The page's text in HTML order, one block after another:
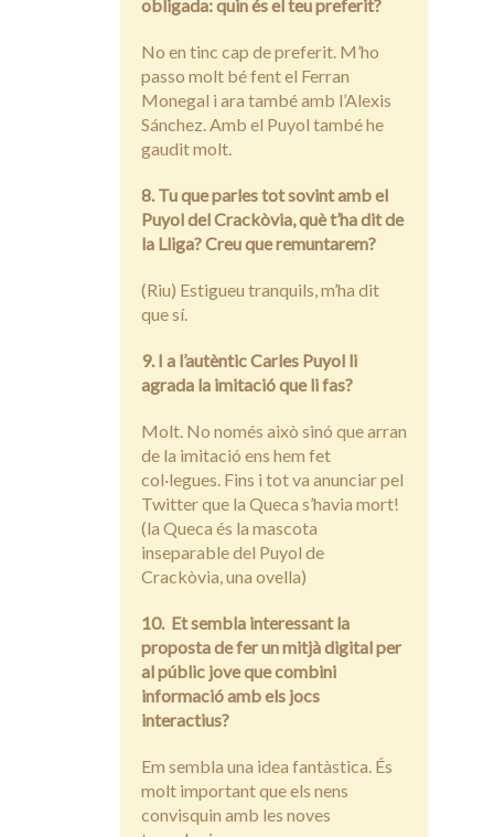
obligada: quin és el teu preferit?
No en tinc cap de preferit. M’ho
passo molt bé fent el Ferran
Monegal i ara també amb l’Alexis
Sánchez. Amb el Puyol també he
gaudit molt.
8. Tu que parles tot sovint amb el
Puyol del Crackòvia, què t’ha dit de
la Lliga? Creu que remuntarem?
(Riu) Estigueu tranquils, m’ha dit
que sí.
9. I a l’autèntic Carles Puyol li
agrada la imitació que li fas?
Molt. No només això sinó que arran
de la imitació ens hem fet
col·legues. Fins i tot va anunciar pel
Twitter que la Queca s’havia mort!
(la Queca és la mascota
inseparable del Puyol de
Crackòvia, una ovella)
10. Et sembla interessant la
proposta de fer un mitjà digital per
al públic jove que combini
informació amb els jocs
interactius?
Em sembla una idea fantàstica. És
molt important que els nens
convisquin amb les noves